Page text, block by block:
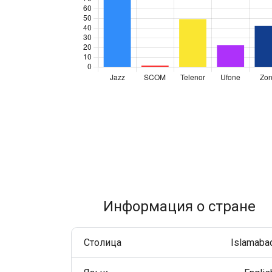
Улучшайте взаимодействие с клиентами через
WhatsApp по всему миру.
Откройте возможности бизнес-сообщений нового
поколения с мультимедиа и интерактивностью.
Информация о стране
Столица